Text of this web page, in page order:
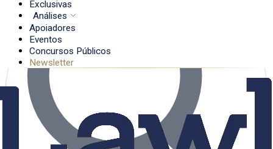
Exclusivas
Análises
Apoiadores
Eventos
Concursos Públicos
Newsletter